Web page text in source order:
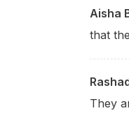
Aisha
that
They